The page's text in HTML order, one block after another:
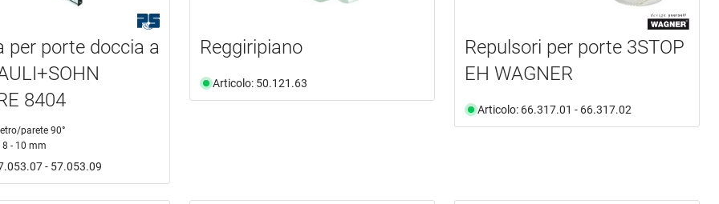
per porte doccia a
8404
parete 90°
8 - 10 mm
- 57.053.09
Reggiripiano
Articolo: 50.121.63
Repulsori per porte 3STOP
EH WAGNER
Articolo: 66.317.01 - 66.317.02